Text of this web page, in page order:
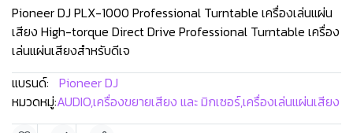
Pioneer DJ PLX-1000 Professional Turntable เครื่องเล่นแผ่น
เสียง High-torque Direct Drive Professional Turntable เครื่อง
เล่นแผ่นเสียงสำหรับดีเจ
แบรนด์: Pioneer DJ
หมวดหมู่:AUDIO,เครื่องขยายเสียง และ มิกเซอร์,เครื่องเล่นแผ่นเสียง